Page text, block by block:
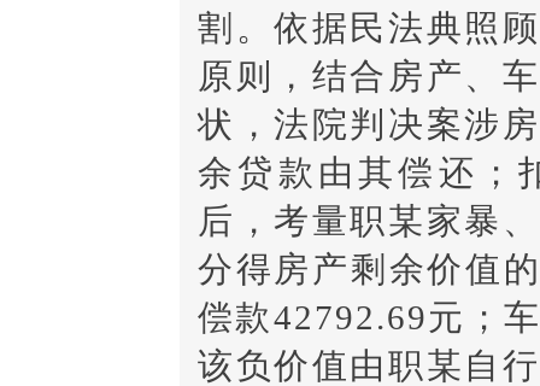
割。依据民法典照
原则，结合房产、
状，法院判决案涉
余贷款由其偿还；
后，考量职某家暴
分得房产剩余价值
偿款42792.69元；
该负价值由职某自